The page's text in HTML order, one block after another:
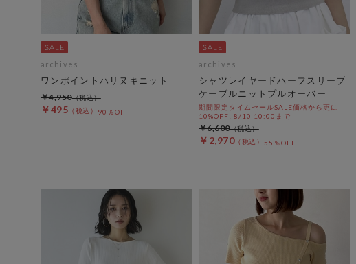
archives
ワンポイントハリヌキニット
￥495 90％OFF
￥4,950
archives
シャツレイヤードハーフスリーブ
ケーブルニットプルオーバー
期間限定タイムセールSALE価格から更に
10%OFF! 8/10 10:00まで
￥2,970 55％OFF
￥6,600